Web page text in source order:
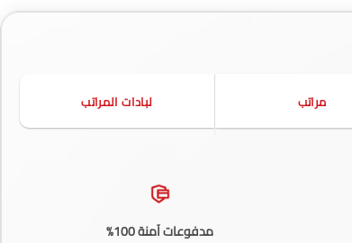
مراتب لبادات المراتب
مدفوعات آمنة 100%